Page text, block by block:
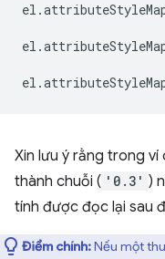
el .
el .
el .
Xin lưu ý rằng trong ví
thành chuỗi ( '0.3' )
tính được đọc lại sau
Điểm chính:Nếu một